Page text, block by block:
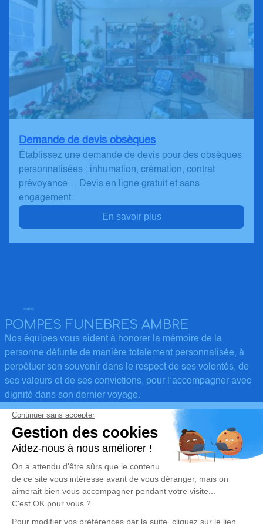
Demande de devis obsèques
Établissez une demande de devis pour des obsèques
personnalisées : inhumation, crémation, contrat
prévoyance… Devis en ligne gratuit et sans
engagement.
En savoir plus
POMPES FUNEBRES AMBRE
Nos équipes vous aident à honorer la mémoire de la
personne défunte de manière totalement personnalisée, à
perpétuer son souvenir dans le respect de ses volontés, de
ses valeurs et de ses convictions, pour l’accompagner avec
dignité dans son dernier voyage.
Devis obsèques
Devis prévoyance
Devis marbrerie